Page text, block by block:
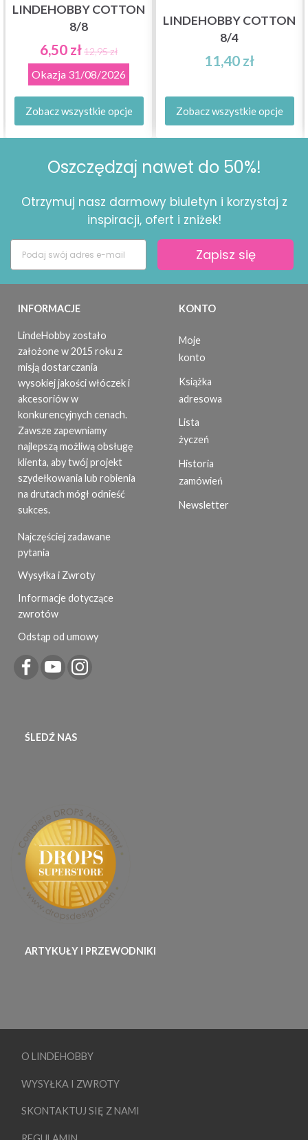
LINDEHOBBY COTTON
8/8
6,50 zł12,95 zł
Okazja 31/08/2026
Zobacz wszystkie opcje
LINDEHOBBY COTTON
8/4
11,40 zł
Zobacz wszystkie opcje
Oszczędzaj nawet do 50%!
Otrzymuj nasz darmowy biuletyn i korzystaj z
inspiracji, ofert i zniżek!
Zapisz się
INFORMACJE
LindeHobby zostało
założone w 2015 roku z
misją dostarczania
wysokiej jakości włóczek i
akcesoriów w
konkurencyjnych cenach.
Zawsze zapewniamy
najlepszą możliwą obsługę
klienta, aby twój projekt
szydełkowania lub robienia
na drutach mógł odnieść
sukces.
Najczęściej zadawane
pytania
Wysyłka i Zwroty
Informacje dotyczące
zwrotów
Odstąp od umowy
KONTO
Moje
konto
Książka
adresowa
Lista
życzeń
Historia
zamówień
Newsletter
ŚLEDŹ NAS
ARTYKUŁY I PRZEWODNIKI
O LINDEHOBBY
WYSYŁKA I ZWROTY
SKONTAKTUJ SIĘ Z NAMI